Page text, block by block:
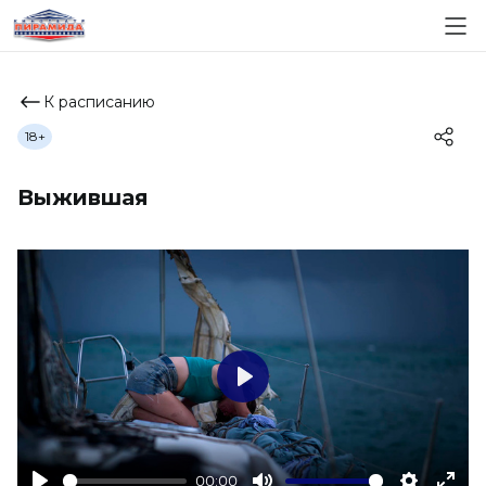
К расписанию
Выжившая
18+
00:00
Play